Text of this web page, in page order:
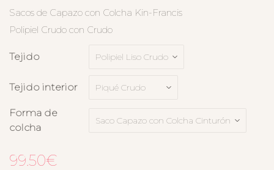
Sacos de Capazo con Colcha Kin-Francis
Polipiel Crudo con Crudo
Tejido
Tejido interior
Forma de
colcha
99.50€